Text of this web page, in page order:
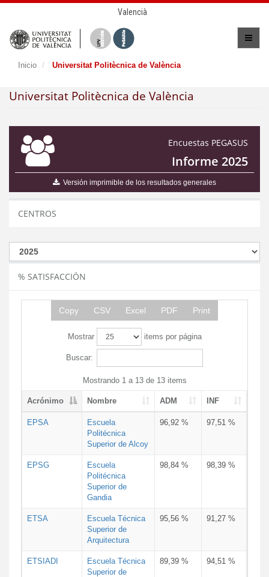
Valencià
Inicio Universitat Politècnica de València
Universitat Politècnica de València
Encuestas PEGASUS
Informe 2025
Versión imprimible de los resultados generales
CENTROS
% SATISFACCIÓN
Copy CSV Excel PDF Print
Mostrar items por página
Buscar:
Mostrando 1 a 13 de 13 items
Acrónimo Nombre ADM INF
EPSA
Escuela
Politécnica
Superior de Alcoy
96,92 % 97,51 %
EPSG
Escuela
Politécnica
Superior de
Gandia
98,84 % 98,39 %
ETSA
Escuela Técnica
Superior de
Arquitectura
95,56 % 91,27 %
ETSIADI
Escuela Técnica
Superior de
89,39 % 94,51 %